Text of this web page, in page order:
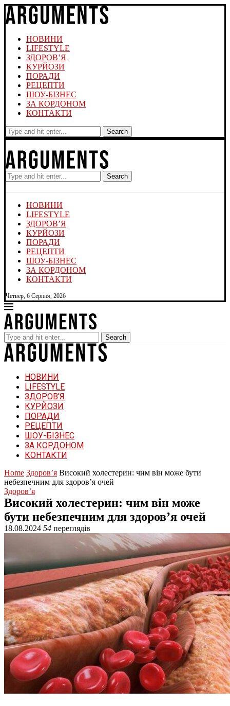
НОВИНИ
LIFESTYLE
ЗДОРОВ’Я
КУРЙОЗИ
ПОРАДИ
РЕЦЕПТИ
ШОУ-БІЗНЕС
ЗА КОРДОНОМ
КОНТАКТИ
Search
Search
НОВИНИ
LIFESTYLE
ЗДОРОВ’Я
КУРЙОЗИ
ПОРАДИ
РЕЦЕПТИ
ШОУ-БІЗНЕС
ЗА КОРДОНОМ
КОНТАКТИ
Четвер, 6 Серпня, 2026
Search
НОВИНИ
LIFESTYLE
ЗДОРОВ’Я
КУРЙОЗИ
ПОРАДИ
РЕЦЕПТИ
ШОУ-БІЗНЕС
ЗА КОРДОНОМ
КОНТАКТИ
Home Здоров’я Високий холестерин: чим він може бути
небезпечним для здоров’я очей
Здоров’я
Високий холестерин: чим він може
бути небезпечним для здоров’я очей
18.08.2024 54 переглядів